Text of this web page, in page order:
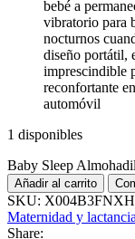
bebé a
vibratorio para
nocturnos
diseño portátil,
imprescindible
reconfortante
automóvil
1 disponibles
Baby Sleep
Añadir al carrito
SKU: X004B3FNXH
Maternidad y lactancia
Share: